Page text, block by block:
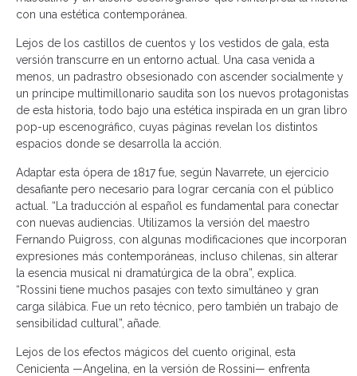
con una estética contemporánea.
Lejos de los castillos de cuentos y los vestidos de gala, esta
versión transcurre en un entorno actual. Una casa venida a
menos, un padrastro obsesionado con ascender socialmente y
un príncipe multimillonario saudita son los nuevos protagonistas
de esta historia, todo bajo una estética inspirada en un gran libro
pop-up escenográfico, cuyas páginas revelan los distintos
espacios donde se desarrolla la acción.
Adaptar esta ópera de 1817 fue, según Navarrete, un ejercicio
desafiante pero necesario para lograr cercanía con el público
actual. “La traducción al español es fundamental para conectar
con nuevas audiencias. Utilizamos la versión del maestro
Fernando Puigross, con algunas modificaciones que incorporan
expresiones más contemporáneas, incluso chilenas, sin alterar
la esencia musical ni dramatúrgica de la obra”, explica.
“Rossini tiene muchos pasajes con texto simultáneo y gran
carga silábica. Fue un reto técnico, pero también un trabajo de
sensibilidad cultural”, añade.
Lejos de los efectos mágicos del cuento original, esta
Cenicienta —Angelina, en la versión de Rossini— enfrenta